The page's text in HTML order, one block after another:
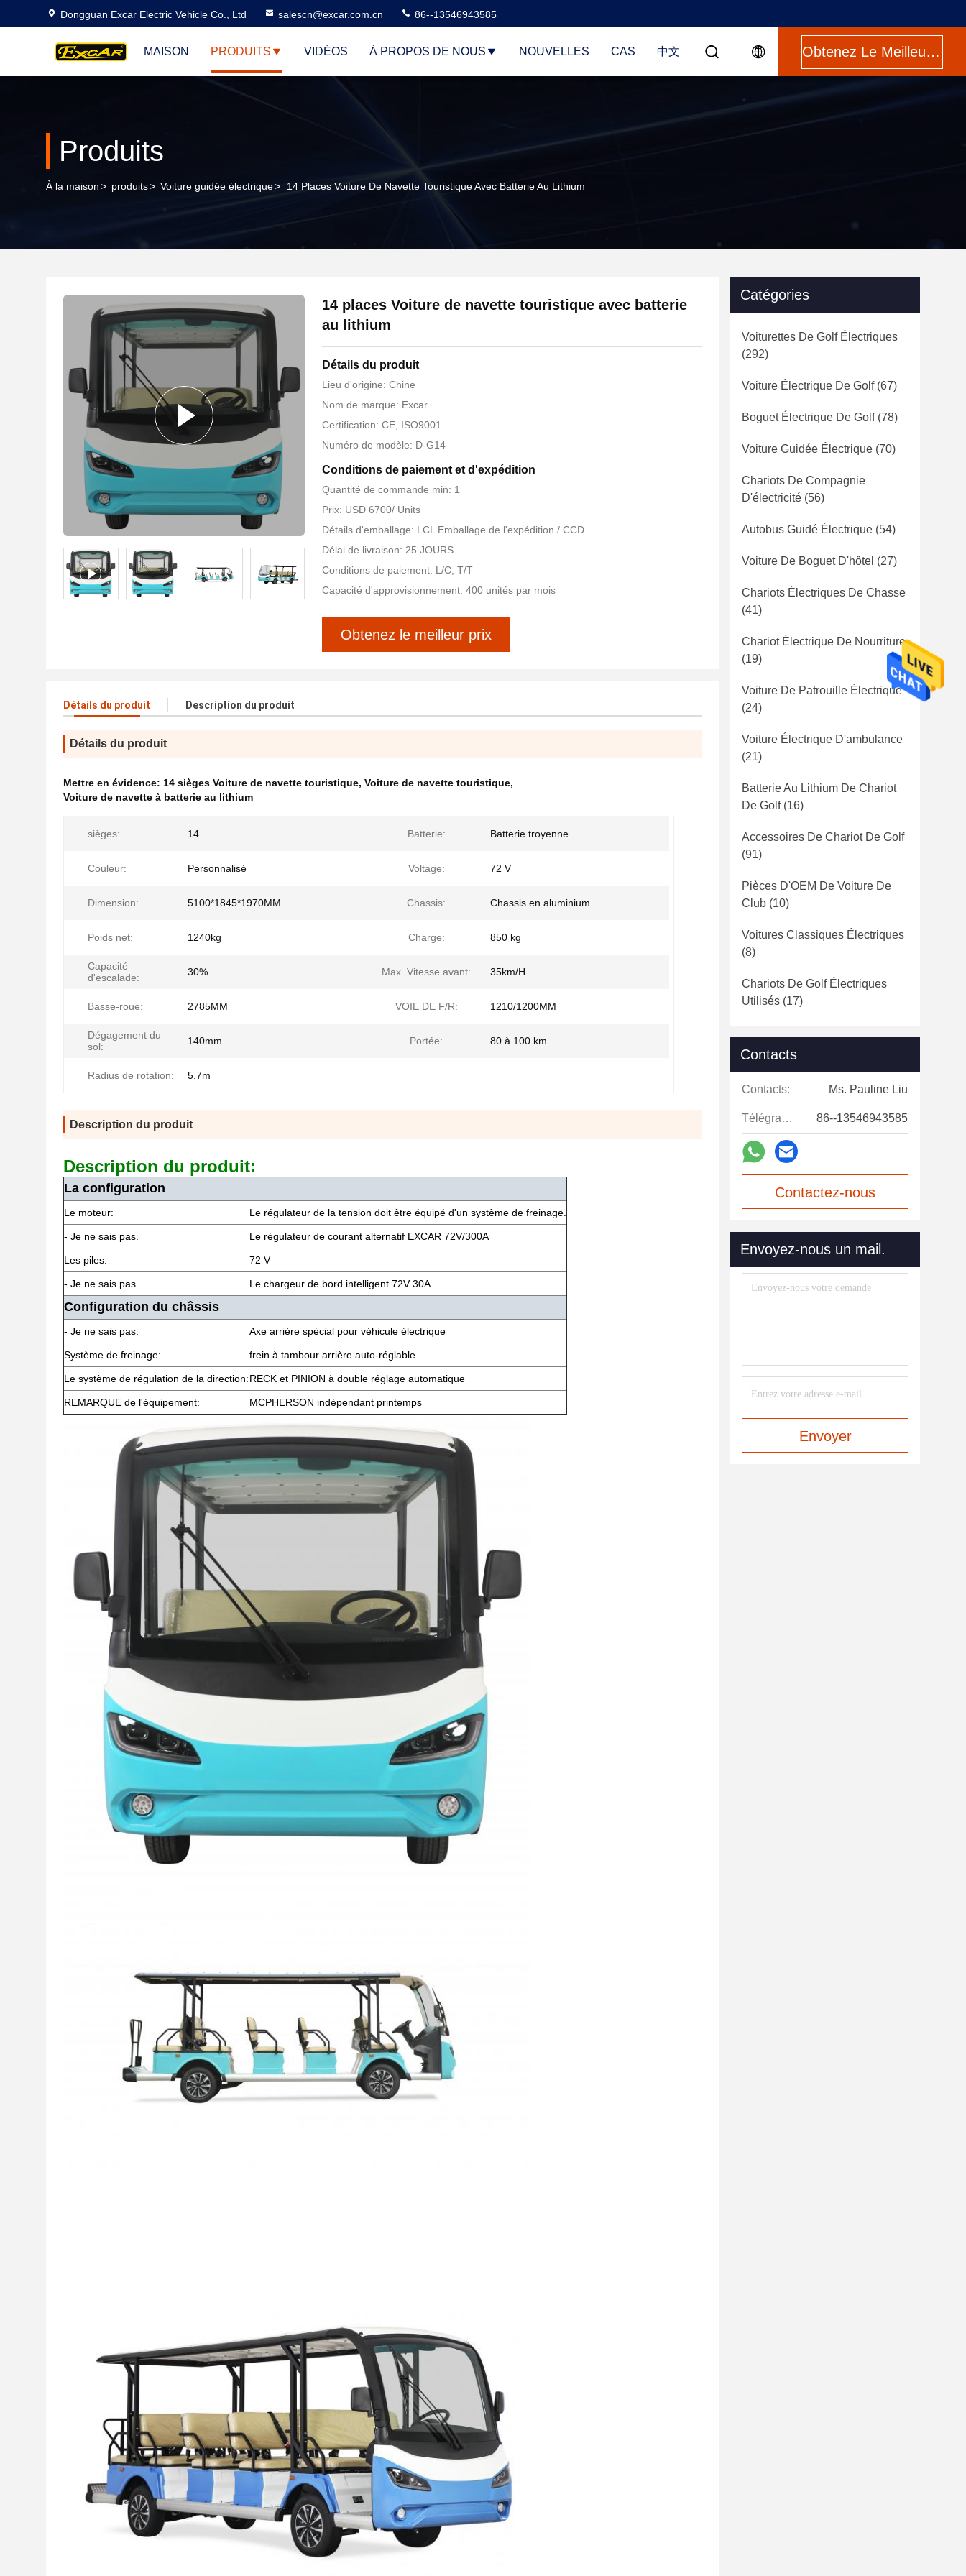
Dongguan Excar Electric Vehicle Co., Ltd salescn@excar.com.cn 86--13546943585
MAISON PRODUITS VIDÉOS À PROPOS DE NOUS NOUVELLES CAS 中文 Obtenez Le Meilleur Prix
Produits
À la maison> produits> Voiture guidée électrique> 14 Places Voiture De Navette Touristique Avec Batterie Au Lithium
14 places Voiture de navette touristique avec batterie
au lithium
Détails du produit
Lieu d'origine: Chine
Nom de marque: Excar
Certification: CE, ISO9001
Numéro de modèle: D-G14
Conditions de paiement et d'expédition
Quantité de commande min: 1
Prix: USD 6700/ Units
Détails d'emballage: LCL Emballage de l'expédition / CCD
Délai de livraison: 25 JOURS
Conditions de paiement: L/C, T/T
Capacité d'approvisionnement: 400 unités par mois
Obtenez le meilleur prix
Détails du produit Description du produit
Détails du produit
Mettre en évidence: 14 sièges Voiture de navette touristique, Voiture de navette touristique,
Voiture de navette à batterie au lithium
sièges: 14 Batterie: Batterie troyenne
Couleur: Personnalisé Voltage: 72 V
Dimension: 5100*1845*1970MM Chassis: Chassis en aluminium
Poids net: 1240kg Charge: 850 kg
Capacité
d'escalade:
30% Max. Vitesse avant: 35km/H
Basse-roue: 2785MM VOIE DE F/R: 1210/1200MM
Dégagement du
sol:
140mm Portée: 80 à 100 km
Radius de rotation: 5.7m
Description du produit
Description du produit:
La configuration
Le moteur: Le régulateur de la tension doit être équipé d'un système de freinage.
- Je ne sais pas. Le régulateur de courant alternatif EXCAR 72V/300A
Les piles: 72 V
- Je ne sais pas. Le chargeur de bord intelligent 72V 30A
Configuration du châssis
- Je ne sais pas. Axe arrière spécial pour véhicule électrique
Système de freinage: frein à tambour arrière auto-réglable
Le système de régulation de la direction:RECK et PINION à double réglage automatique
REMARQUE de l'équipement: MCPHERSON indépendant printemps
Catégories
Voiturettes De Golf Électriques
(292)
Voiture Électrique De Golf(67)
Boguet Électrique De Golf(78)
Voiture Guidée Électrique (70)
Chariots De Compagnie
D'électricité (56)
Autobus Guidé Électrique (54)
Voiture De Boguet D'hôtel (27)
Chariots Électriques De Chasse
(41)
Chariot Électrique De Nourriture
(19)
Voiture De Patrouille Électrique
(24)
Voiture Électrique D'ambulance
(21)
Batterie Au Lithium De Chariot
De Golf(16)
Accessoires De Chariot De Golf
(91)
Pièces D'OEM De Voiture De
Club (10)
Voitures Classiques Électriques
(8)
Chariots De Golf Électriques
Utilisés (17)
Contacts
Contacts: Ms. Pauline Liu
Télégramme: 86--13546943585
Contactez-nous
Envoyez-nous un mail.
Envoyer